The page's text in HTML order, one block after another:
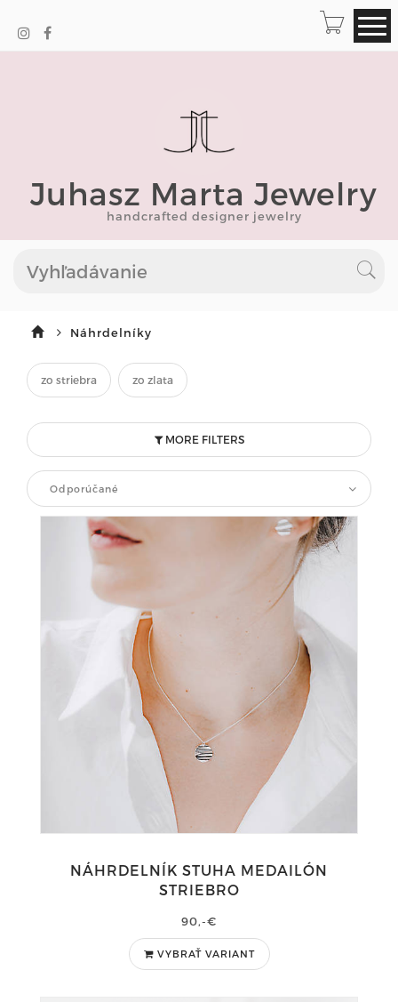
Juhasz Marta Jewelry
handcrafted designer jewelry
Náhrdelníky
zo striebra zo zlata
MORE FILTERS
Odporúčané
NÁHRDELNÍK STUHA MEDAILÓN
STRIEBRO
90,-€
VYBRAŤ VARIANT